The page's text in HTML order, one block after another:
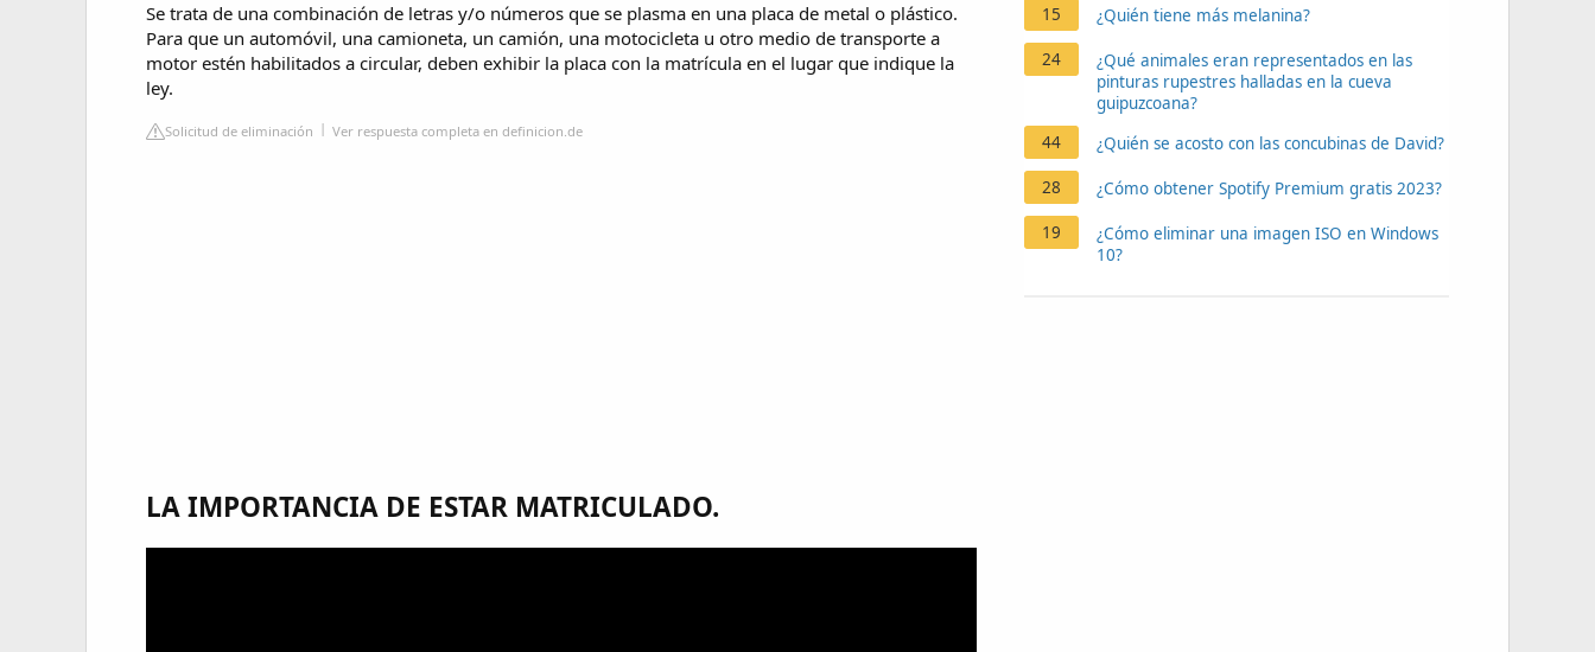
Se trata de una combinación de letras y/o números que se plasma en una placa de metal o plástico.
Para que un automóvil, una camioneta, un camión, una motocicleta u otro medio de transporte a
motor estén habilitados a circular, deben exhibir la placa con la matrícula en el lugar que indique la
ley.
Solicitud de eliminación Ver respuesta completa en definicion.de
LA IMPORTANCIA DE ESTAR MATRICULADO.
15 ¿Quién tiene más melanina?
24
¿Qué animales eran representados en las
pinturas rupestres halladas en la cueva
guipuzcoana?
44
¿Quién se acosto con las concubinas de David?
28 ¿Cómo obtener Spotify Premium gratis 2023?
19
¿Cómo eliminar una imagen ISO en Windows
10?